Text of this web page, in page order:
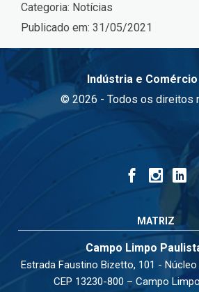
Categoria: Notícias
Publicado em: 31/05/2021
Indústria e Comércio
© 2026 - Todos os direitos
MATRIZ
Campo Limpo
Estrada Faustino Bizetto, 101 -
CEP 13230-800 – Campo